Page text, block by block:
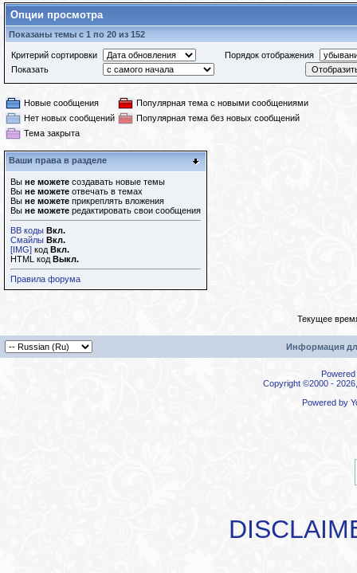
Опции просмотра
Показаны темы с 1 по 20 из 152
Критерий сортировки
Порядок отображения
Показать
Новые сообщения
Популярная тема с новыми сообщениями
Нет новых сообщений
Популярная тема без новых сообщений
Тема закрыта
Ваши права в разделе
Вы не можете создавать новые темы
Вы не можете отвечать в темах
Вы не можете прикреплять вложения
Вы не можете редактировать свои сообщения
BB коды Вкл.
Смайлы Вкл.
[IMG] код Вкл.
HTML код Выкл.
Правила форума
Текущее
Информация
Copyright ©2000 -
Powered by